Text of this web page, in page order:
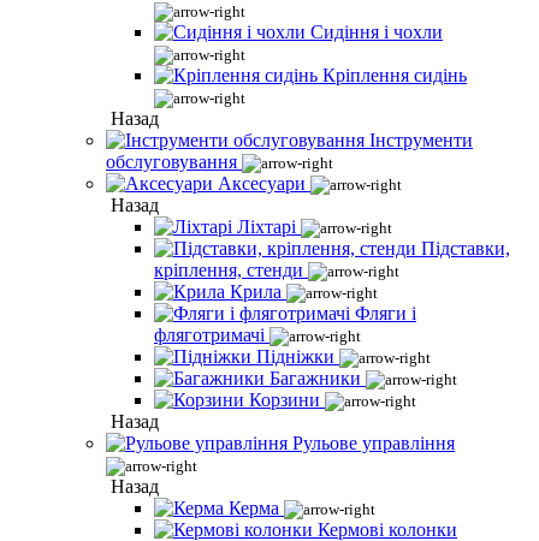
Сидіння і чохли
Кріплення сидінь
Назад
Інструменти
обслуговування
Аксесуари
Назад
Ліхтарі
Підставки,
кріплення, стенди
Крила
Фляги і
фляготримачі
Підніжки
Багажники
Корзини
Назад
Рульове управління
Назад
Керма
Кермові колонки